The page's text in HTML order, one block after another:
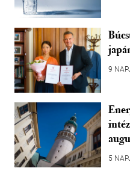
9
5